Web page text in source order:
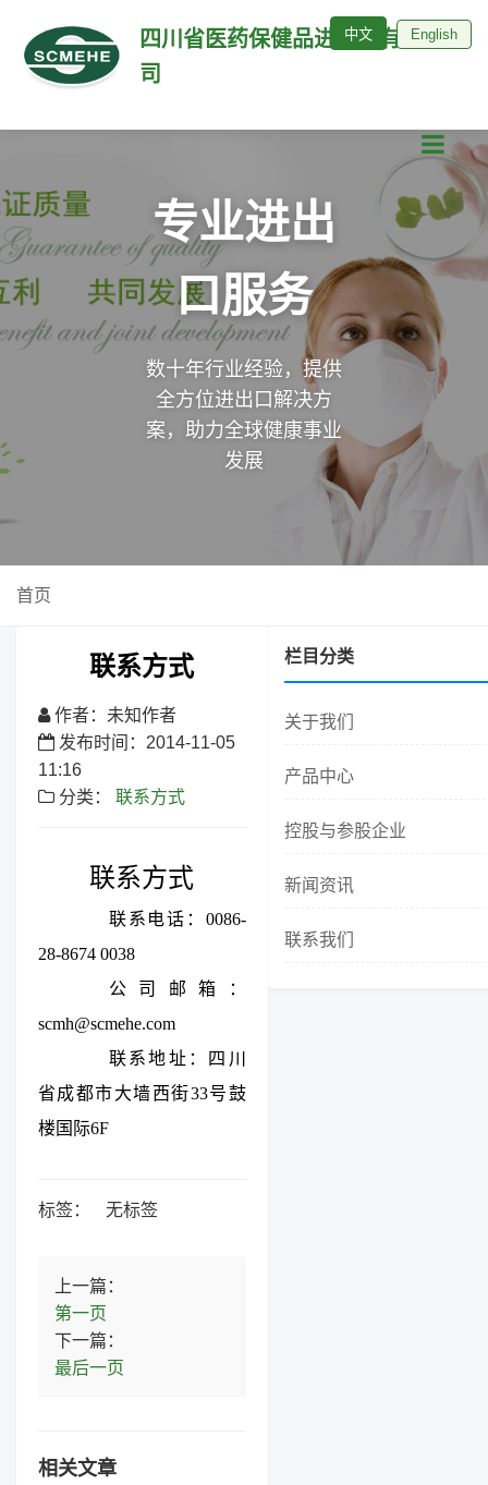
四川省医药保健品进出口有限公
司
中文 English
专业进出
口服务
数十年行业经验，提供
全方位进出口解决方
案，助力全球健康事业
发展
首页
联系方式
作者：未知作者
发布时间：2014-11-05
11:16
分类： 联系方式
联系方式
联系电话：0086-
28-8674 0038
公司邮箱：
scmh@scmehe.com
联系地址：四川
省成都市大墙西街33号鼓
楼国际6F
标签： 无标签
上一篇：
第一页
下一篇：
最后一页
相关文章
栏目分类
关于我们
产品中心
控股与参股企业
新闻资讯
联系我们